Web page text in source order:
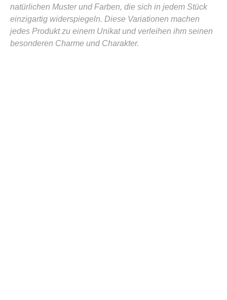
natürlichen Muster und Farben, die sich in jedem Stück
einzigartig widerspiegeln. Diese Variationen machen
jedes Produkt zu einem Unikat und verleihen ihm seinen
besonderen Charme und Charakter.